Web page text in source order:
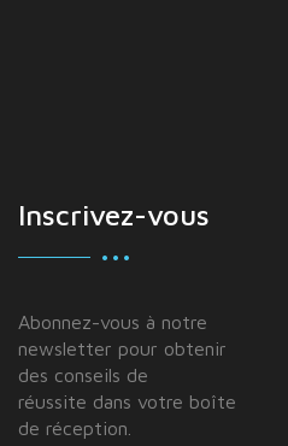
Inscrivez-vous
Abonnez-vous à notre
newsletter pour obtenir
des conseils de
réussite dans votre boîte
de réception.